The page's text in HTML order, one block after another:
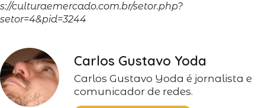
s://culturaemercado.com.br/setor.php?
setor=4&pid=3244
Carlos Gustavo Yoda
Carlos Gustavo Yoda é jornalista e
comunicador de redes.